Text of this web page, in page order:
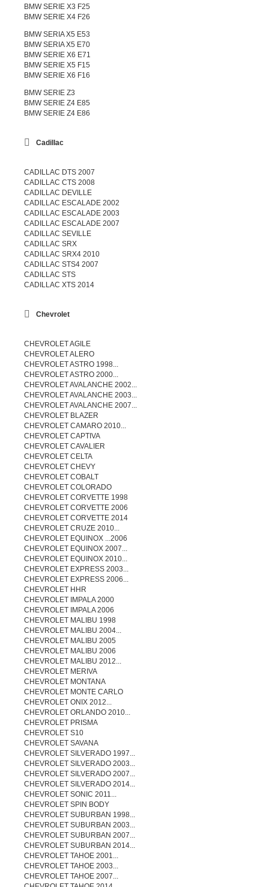
BMW SERIE X3 F25
BMW SERIE X4 F26
BMW SERIA X5 E53
BMW SERIA X5 E70
BMW SERIE X6 E71
BMW SERIE X5 F15
BMW SERIE X6 F16
BMW SERIE Z3
BMW SERIE Z4 E85
BMW SERIE Z4 E86
Cadillac
CADILLAC DTS 2007
CADILLAC CTS 2008
CADILLAC DEVILLE
CADILLAC ESCALADE 2002
CADILLAC ESCALADE 2003
CADILLAC ESCALADE 2007
CADILLAC SEVILLE
CADILLAC SRX
CADILLAC SRX4 2010
CADILLAC STS4 2007
CADILLAC STS
CADILLAC XTS 2014
Chevrolet
CHEVROLET AGILE
CHEVROLET ALERO
CHEVROLET ASTRO 1998...
CHEVROLET ASTRO 2000...
CHEVROLET AVALANCHE 2002...
CHEVROLET AVALANCHE 2003...
CHEVROLET AVALANCHE 2007...
CHEVROLET BLAZER
CHEVROLET CAMARO 2010...
CHEVROLET CAPTIVA
CHEVROLET CAVALIER
CHEVROLET CELTA
CHEVROLET CHEVY
CHEVROLET COBALT
CHEVROLET COLORADO
CHEVROLET CORVETTE 1998
CHEVROLET CORVETTE 2006
CHEVROLET CORVETTE 2014
CHEVROLET CRUZE 2010...
CHEVROLET EQUINOX ...2006
CHEVROLET EQUINOX 2007...
CHEVROLET EQUINOX 2010...
CHEVROLET EXPRESS 2003...
CHEVROLET EXPRESS 2006...
CHEVROLET HHR
CHEVROLET IMPALA 2000
CHEVROLET IMPALA 2006
CHEVROLET MALIBU 1998
CHEVROLET MALIBU 2004...
CHEVROLET MALIBU 2005
CHEVROLET MALIBU 2006
CHEVROLET MALIBU 2012...
CHEVROLET MERIVA
CHEVROLET MONTANA
CHEVROLET MONTE CARLO
CHEVROLET ONIX 2012...
CHEVROLET ORLANDO 2010...
CHEVROLET PRISMA
CHEVROLET S10
CHEVROLET SAVANA
CHEVROLET SILVERADO 1997...
CHEVROLET SILVERADO 2003...
CHEVROLET SILVERADO 2007...
CHEVROLET SILVERADO 2014...
CHEVROLET SONIC 2011...
CHEVROLET SPIN BODY
CHEVROLET SUBURBAN 1998...
CHEVROLET SUBURBAN 2003...
CHEVROLET SUBURBAN 2007...
CHEVROLET SUBURBAN 2014...
CHEVROLET TAHOE 2001...
CHEVROLET TAHOE 2003...
CHEVROLET TAHOE 2007...